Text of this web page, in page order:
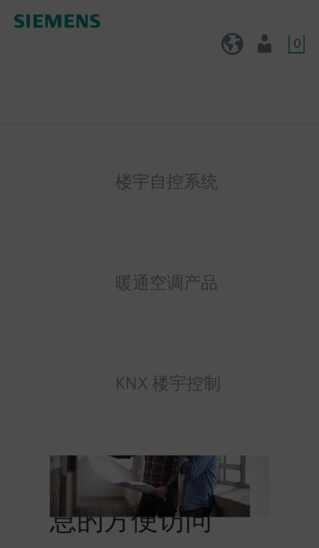
0
楼宇自控系统
暖通空调产品
KNX 楼宇控制
HIT提供对产品信
息的方便访问